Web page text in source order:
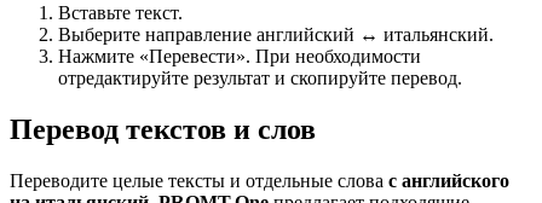
Вставьте текст.
Выберите направление английский ↔ итальянский.
Нажмите «Перевести». При необходимости
отредактируйте результат и скопируйте перевод.
Перевод текстов и слов
Переводите целые тексты и отдельные слова с английского